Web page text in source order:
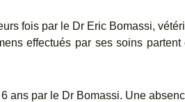
fois par le Dr Eric Bomassi,
effectués par ses soins
ans par le Dr Bomassi. Une